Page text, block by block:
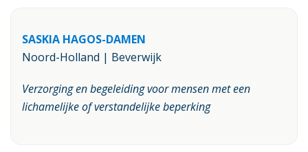
SASKIA HAGOS-DAMEN
Noord-Holland | Beverwijk
Verzorging en begeleiding voor mensen met een
lichamelijke of verstandelijke beperking